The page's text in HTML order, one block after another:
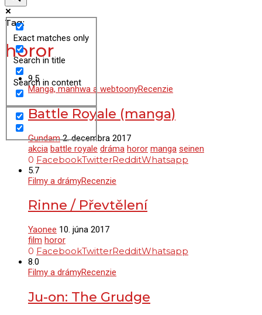
Exact matches only
Search in title
Search in content
Tag:
horor
9.5
Manga, manhwa a webtoonyRecenzie
Battle Royale (manga)
Gundam 2. decembra 2017
akcia battle royale dráma horor manga seinen
0 FacebookTwitterRedditWhatsapp
5.7
Filmy a drámyRecenzie
Rinne / Převtělení
Yaonee 10. júna 2017
film horor
0 FacebookTwitterRedditWhatsapp
8.0
Filmy a drámyRecenzie
Ju-on: The Grudge